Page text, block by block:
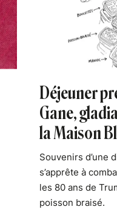
Déjeuner
Gane,
la Maison
Souvenirs d’une
s’apprête à
les 80 ans de
poisson braisé.